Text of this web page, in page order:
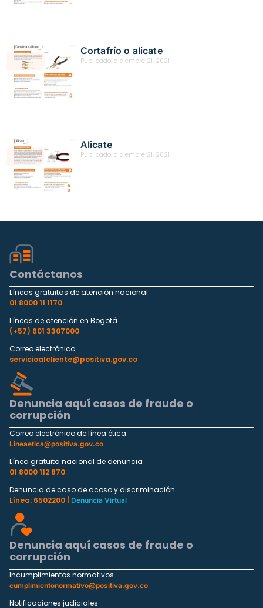
Cortafrío o alicate
Publicado: diciembre 21, 2021
Alicate
Publicado: diciembre 21, 2021
Contáctanos
Líneas gratuitas de atención nacional
01 8000 11 1170
Líneas de atención en Bogotá
(+57) 601 3307000
Correo electrónico
servicioalcliente@positiva.gov.co
Denuncia aquí casos de fraude o
corrupción
Correo electrónico de línea ética
Lineaetica@positiva.gov.co
Línea gratuita nacional de denuncia
01 8000 112 870
Denuncia de caso de acoso y discriminación
Línea: 6502200 |
Denuncia Virtual
Denuncia aquí casos de fraude o
corrupción
Incumplimientos normativos
cumplimientonormativo@positiva.gov.co
Notificaciones judiciales